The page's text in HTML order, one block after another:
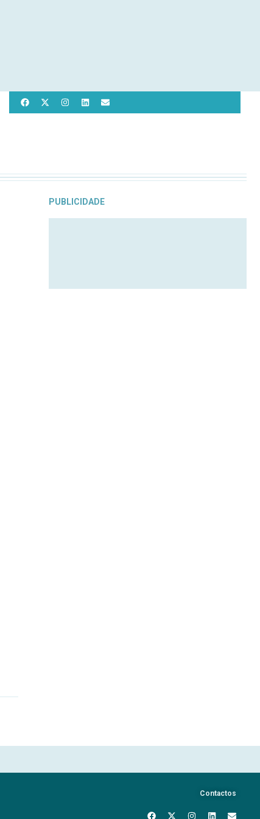
PUBLICIDADE
Contactos